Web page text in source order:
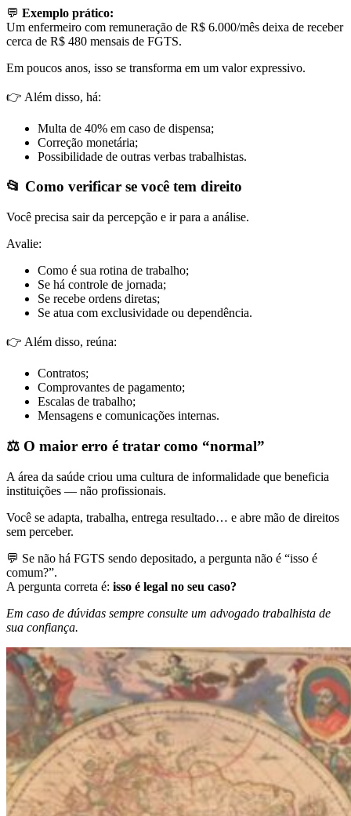
💬 Exemplo prático:
Um enfermeiro com remuneração de R$ 6.000/mês deixa de receber
cerca de R$ 480 mensais de FGTS.
Em poucos anos, isso se transforma em um valor expressivo.
👉 Além disso, há:
Multa de 40% em caso de dispensa;
Correção monetária;
Possibilidade de outras verbas trabalhistas.
📂 Como verificar se você tem direito
Você precisa sair da percepção e ir para a análise.
Avalie:
Como é sua rotina de trabalho;
Se há controle de jornada;
Se recebe ordens diretas;
Se atua com exclusividade ou dependência.
👉 Além disso, reúna:
Contratos;
Comprovantes de pagamento;
Escalas de trabalho;
Mensagens e comunicações internas.
⚖️ O maior erro é tratar como “normal”
A área da saúde criou uma cultura de informalidade que beneficia
instituições — não profissionais.
Você se adapta, trabalha, entrega resultado… e abre mão de direitos
sem perceber.
💬 Se não há FGTS sendo depositado, a pergunta não é “isso é
comum?”.
A pergunta correta é: isso é legal no seu caso?
Em caso de dúvidas sempre consulte um advogado trabalhista de
sua confiança.